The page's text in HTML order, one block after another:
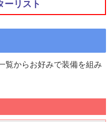
ーリスト
覧からお好みで装備を組み